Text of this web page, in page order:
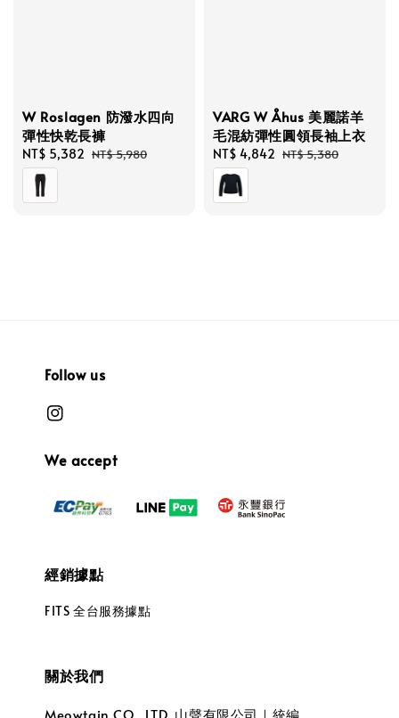
W Roslagen 防潑水四向
彈性快乾長褲
Sale
price
NT$ 5,382 Regular
NT$ 5,980
VARG W Åhus 美麗諾羊
毛混紡彈性圓領長袖上衣
Sale
price
NT$ 4,842 Regular
NT$ 5,380
Follow us
We accept
經銷據點
FITS 全台服務據點
關於我們